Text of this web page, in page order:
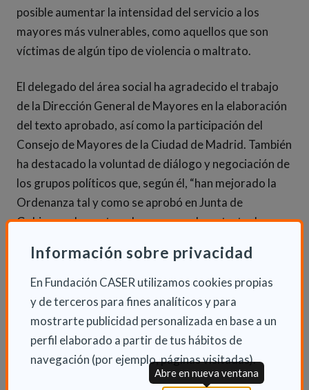
Información sobre privacidad
En Fundación CASER utilizamos cookies propias
y de terceros para fines analíticos y para
mostrarte publicidad personalizada en base a un
perfil elaborado a partir de tus hábitos de
navegación (por ejemplo, páginas visitadas).
Abre en nueva ventana
posible aumentar la intensidad del servicio a los
mayores más vulnerables, como aquellos que son
víctimas de algún tipo de violencia o maltrato.
El delegado del área social ha agradecido el trabajo
de la Dirección General de Mayores en la elaboración
del texto aprobado, así como la participación del
Consejo de Mayores de la Ciudad de Madrid. También
ha destacado la voluntad de diálogo y negociación de
los grupos políticos que, según él, “han mejorado la
Ordenanza tal y como se aprobó en Junta de
Gobierno, demostrando que, cuando se trata de
alcanzar consensos”.
Tras su aprobación en el Pleno, se prevé que la nueva
Ordenanza Reguladora del Servicio de Ayuda a
Domicilio entre en vigor a principios de 2023.